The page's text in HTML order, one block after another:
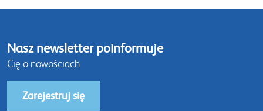
Nasz newsletter poinformuje
Cię o nowościach
Zarejestruj się